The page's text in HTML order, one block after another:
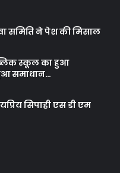
समिति ने पेश की मिसाल
स्कूल का हुआ
समाधान…
सिपाही एस डी एम